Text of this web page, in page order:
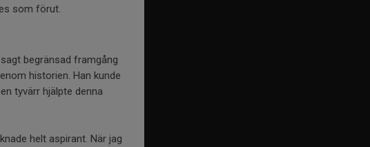
som förut.
begränsad framgång
historien. Han kunde
tyvärr hjälpte denna
helt aspirant. När jag